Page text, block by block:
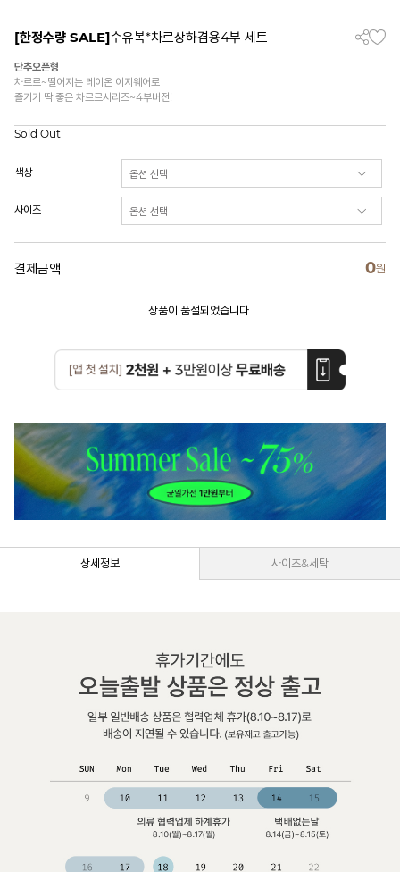
[한정수량 SALE]수유복*차르상하겸용4부 세트
단추오픈형
차르르~떨어지는 레이온 이지웨어로
즐기기 딱 좋은 차르르시리즈~4부버전!
Sold Out
색상
사이즈
결제금액 0원
상품이 품절되었습니다.
상세정보 사이즈&세탁